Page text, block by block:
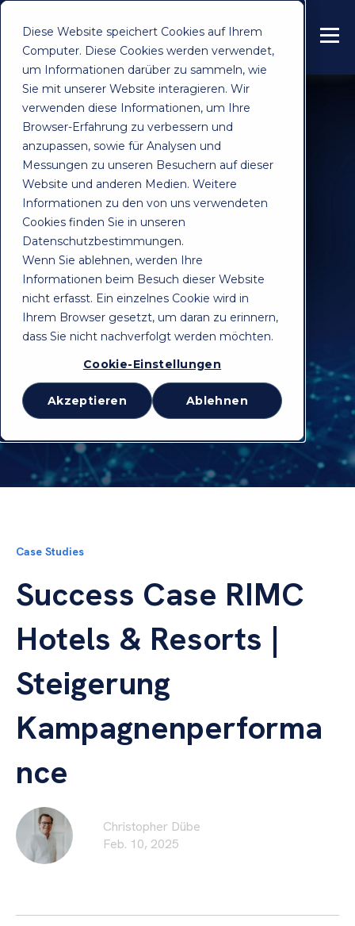
Diese Website speichert Cookies auf Ihrem
Computer. Diese Cookies werden verwendet,
um Informationen darüber zu sammeln, wie
Sie mit unserer Website interagieren. Wir
verwenden diese Informationen, um Ihre
Browser-Erfahrung zu verbessern und
anzupassen, sowie für Analysen und
Messungen zu unseren Besuchern auf dieser
Website und anderen Medien. Weitere
Informationen zu den von uns verwendeten
Cookies finden Sie in unseren
Datenschutzbestimmungen.
Wenn Sie ablehnen, werden Ihre
Informationen beim Besuch dieser Website
nicht erfasst. Ein einzelnes Cookie wird in
Ihrem Browser gesetzt, um daran zu erinnern,
dass Sie nicht nachverfolgt werden möchten.
Cookie-Einstellungen
Akzeptieren Ablehnen
Case Studies
Success Case RIMC
Hotels & Resorts |
Steigerung
Kampagnenperforma
nce
Christopher Dübe
Feb. 10, 2025